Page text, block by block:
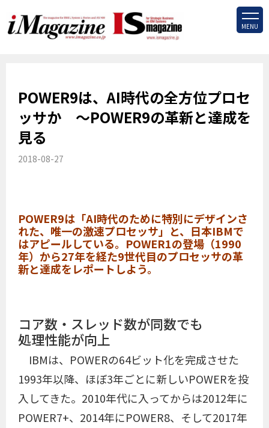
MENU
POWER9は、AI時代の全方位プロセ
ッサか ～POWER9の革新と達成を
見る
2018-08-27
POWER9は「AI時代のために特別にデザインさ
れた、唯一の激速プロセッサ」と、日本IBMで
はアピールしている。POWER1の登場（1990
年）から27年を経た9世代目のプロセッサの革
新と達成をレポートしよう。
コア数・スレッド数が同数でも
処理性能が向上
IBMは、POWERの64ビット化を完成させた
1993年以降、ほぼ3年ごとに新しいPOWERを投
入してきた。2010年代に入ってからは2012年に
POWER7+、2014年にPOWER8、そして2017年